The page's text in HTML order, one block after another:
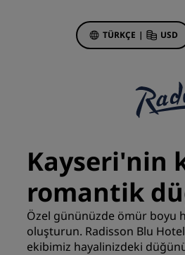
TÜRKÇE | USD
Otel Fırsatları
İlk seferin
Deals of the
Erken
Paketlerimize
Kayseri'nin
romantik
Özel gününüzde ömür boyu
oluşturun. Radisson Blu
ekibimiz hayalinizdeki